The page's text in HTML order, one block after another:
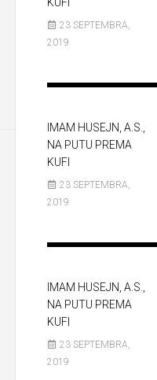
23 SEPTEMBRA,
2019
IMAM HUSEJN, A.S.,
NA PUTU PREMA
KUFI
23 SEPTEMBRA,
2019
IMAM HUSEJN, A.S.,
NA PUTU PREMA
KUFI
23 SEPTEMBRA,
2019